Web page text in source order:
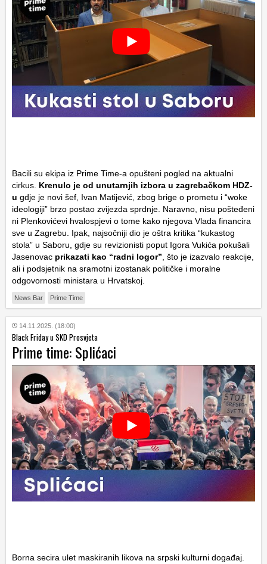
Bacili su ekipa iz Prime Time-a opušteni pogled na aktualni
cirkus. Krenulo je od unutarnjih izbora u zagrebačkom HDZ-
u gdje je novi šef, Ivan Matijević, zbog brige o prometu i “woke
ideologiji” brzo postao zvijezda sprdnje. Naravno, nisu pošteđeni
ni Plenkovićevi hvalospjevi o tome kako njegova Vlada financira
sve u Zagrebu. Ipak, najsočniji dio je oštra kritika “kukastog
stola” u Saboru, gdje su revizionisti poput Igora Vukića pokušali
Jasenovac prikazati kao “radni logor” , što je izazvalo reakcije,
ali i podsjetnik na sramotni izostanak političke i moralne
odgovornosti ministara u Hrvatskoj.
News Bar Prime Time
14.11.2025. (18:00)
Black Friday u SKD Prosvjeta
Prime time: Splićaci
Borna secira ulet maskiranih likova na srpski kulturni događaj.